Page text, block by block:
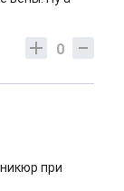
0
при